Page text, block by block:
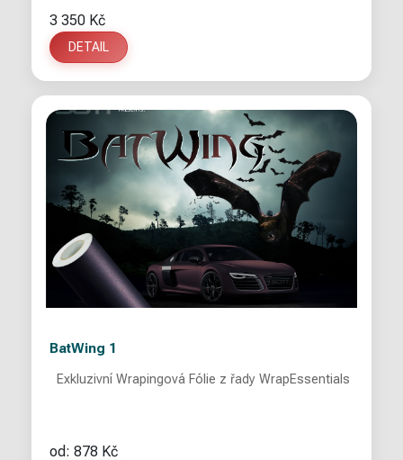
3 350 Kč
DETAIL
BatWing 1
Exkluzivní Wrapingová Fólie z řady WrapEssentials
od: 878 Kč